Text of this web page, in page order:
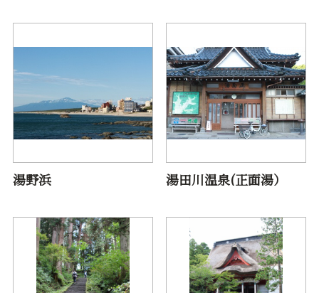
湯野浜 湯田川温泉(正面湯）